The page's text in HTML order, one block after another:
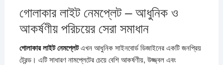
গোলাকার লাইট নেমপ্লেট – আধুনিক ও
আকর্ষণীয় পরিচয়ের সেরা সমাধান
গোলাকার লাইট নেমপ্লেটএখন আধুনিক সাইনবোর্ড ডিজাইনের একটি জনপ্রিয়
ট্রেন্ড। এটি সাধারণ নামপ্লেটের চেয়ে বেশি আকর্ষণীয়, উজ্জ্বল এবং